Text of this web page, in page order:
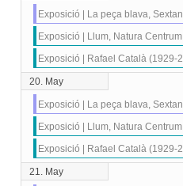
Exposició | La peça blava,
Exposició | Llum, Natura
Exposició | Rafael Català
20. May
Exposició | La peça blava,
Exposició | Llum, Natura
Exposició | Rafael Català
21. May